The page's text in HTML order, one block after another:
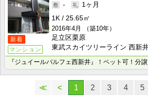
新着
マンション
-
1ヶ月
1K
25.65㎡
2016年4月
（築10年）
足立区栗原
東武スカイツリーライン 西新
≪ < 1 2 3 4 5